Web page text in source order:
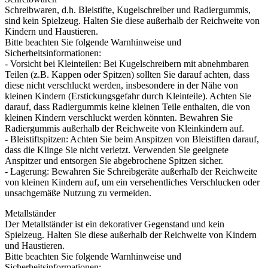
Schreibwaren, d.h. Bleistifte, Kugelschreiber und Radiergummis,
sind kein Spielzeug. Halten Sie diese außerhalb der Reichweite von
Kindern und Haustieren.
Bitte beachten Sie folgende Warnhinweise und
Sicherheitsinformationen:
- Vorsicht bei Kleinteilen: Bei Kugelschreibern mit abnehmbaren
Teilen (z.B. Kappen oder Spitzen) sollten Sie darauf achten, dass
diese nicht verschluckt werden, insbesondere in der Nähe von
kleinen Kindern (Erstickungsgefahr durch Kleinteile). Achten Sie
darauf, dass Radiergummis keine kleinen Teile enthalten, die von
kleinen Kindern verschluckt werden könnten. Bewahren Sie
Radiergummis außerhalb der Reichweite von Kleinkindern auf.
- Bleistiftspitzen: Achten Sie beim Anspitzen von Bleistiften darauf,
dass die Klinge Sie nicht verletzt. Verwenden Sie geeignete
Anspitzer und entsorgen Sie abgebrochene Spitzen sicher.
- Lagerung: Bewahren Sie Schreibgeräte außerhalb der Reichweite
von kleinen Kindern auf, um ein versehentliches Verschlucken oder
unsachgemäße Nutzung zu vermeiden.
Metallständer
Der Metallständer ist ein dekorativer Gegenstand und kein
Spielzeug. Halten Sie diese außerhalb der Reichweite von Kindern
und Haustieren.
Bitte beachten Sie folgende Warnhinweise und